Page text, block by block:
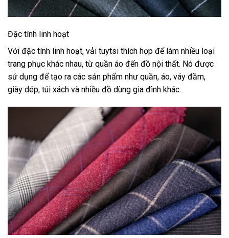
Đặc tính linh hoạt
Với đặc tính linh hoạt, vải tuytsi thích hợp để làm nhiều loại
trang phục khác nhau, từ quần áo đến đồ nội thất. Nó được
sử dụng để tạo ra các sản phẩm như quần, áo, váy đầm,
giày dép, túi xách và nhiều đồ dùng gia đình khác.